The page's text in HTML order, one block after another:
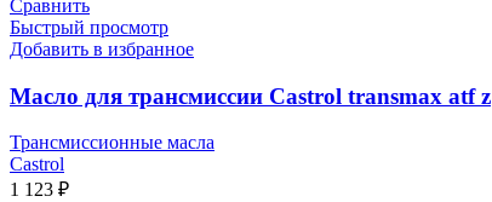
Сравнить
Быстрый просмотр
Добавить в избранное
Масло для трансмиссии Castrol transmax atf z
Трансмиссионные масла
Castrol
1 123 ₽